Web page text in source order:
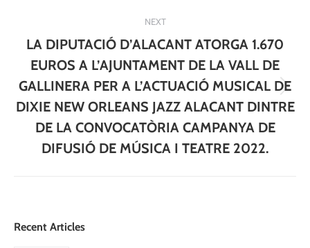
NEXT
Next
post:
LA DIPUTACIÓ D’ALACANT ATORGA 1.670
EUROS A L’AJUNTAMENT DE LA VALL DE
GALLINERA PER A L’ACTUACIÓ MUSICAL DE
DIXIE NEW ORLEANS JAZZ ALACANT DINTRE
DE LA CONVOCATÒRIA CAMPANYA DE
DIFUSIÓ DE MÚSICA I TEATRE 2022.
Recent Articles